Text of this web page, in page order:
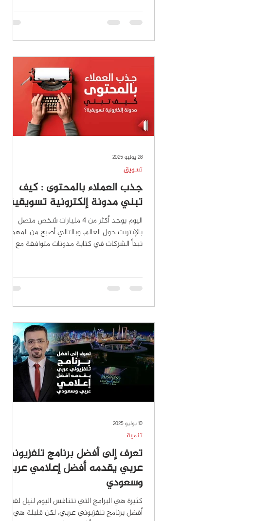
جذب العملاء بالمحتوى : كيف
تبني مدونة إلكترونية تسويقية؟
اليوم يوجد أكثر من 4 مليارات شخص متصل
بالإنترنت حول العالم، وبالتالي أصبح من المهم أن
تبدأ الشركات في كتابة مدونات متوافقة مع
الإلكترونية على زيادة زوار موقع نشاطك التجاري
وهذا يساعد في الترويج لمنتجاتك وخدماتك.
بالتفصيل خطوات انشاء المدونة التسويقية.
تسويق
28 يوليو 2025
تعرف إلى أفضل برنامج تلفزيوني
عربي يقدمه أفضل إعلامي عربي
وسعودي
كثيرة هي البرامج التي تتنافس اليوم لنيل لقب
أفضل برنامج تلفزيوني عربي، لكن قليلة هي
تنمية
10 يوليو 2025